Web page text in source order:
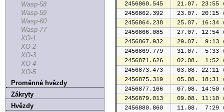
Wasp-58
Wasp-59
Wasp-60
Wasp-77
XO-1
XO-2
XO-3
XO-4
XO-5
Proměnné hvězdy
Zákryty
Hvězdy
2456860.545
21.07. 23:55
2456862.392
23.07. 20:15
2456864.238
25.07. 16:34
2456866.085
27.07. 12:54
2456867.932
29.07.  9:13
2456869.779
31.07.  5:33
2456871.626
02.08.  1:52
2456873.473
03.08. 22:11
2456875.319
05.08. 18:31
2456877.166
07.08. 14:50
2456879.013
09.08. 11:10
2456880.860
11.08.  7:29